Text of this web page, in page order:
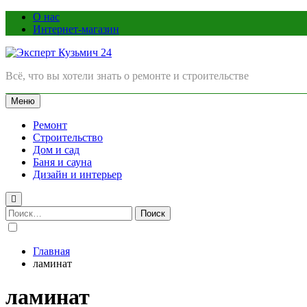
ПерейтиО нас
Интернет-магазин
Эксперт Кузьмич 24
Всё, что вы хотели знать о ремонте и строительстве
Меню
Ремонт
Строительство
Дом и сад
Баня и сауна
Дизайн и интерьер
Найти:
Главная
ламинат
ламинат